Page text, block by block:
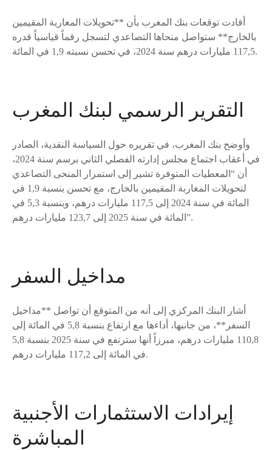
أفادت توقعات بنك المغرب بأن **تحويلات المغاربة المقيمين
بالخارج** ستواصل منحاها التصاعدي لتسجل رقماً قياسياً قدره
117,5 مليارات درهم سنة 2024، في تحسن نسبته 1,9 في المائة.
التقرير الرسمي لبنك المغرب
وأوضح بنك المغرب، في تقريره حول السياسة النقدية، الصادر
في أعقاب اجتماع مجلس إدارته الفصلي الثاني برسم سنة 2024،
أن “المعطيات المتوفرة تشير إلى استمرار المنحى التصاعدي
لتحويلات المغاربة المقيمين بالخارج، مع تحسن بنسبة 1,9 في
المائة في سنة 2024 إلى 117,5 مليارات درهم، وبنسبة 5,3 في
المائة في سنة 2025 إلى 123,7 مليارات درهم”.
مداخيل السفر
أشار البنك المركزي إلى أنه من المتوقع أن تواصل **مداخيل
السفر**، من جانبها، أداءها مع ارتفاع بنسبة 5,8 في المائة إلى
110,8 مليارات درهم، مبرزاً أنها سترتفع في سنة 2025 بنسبة 5,8
في المائة إلى 117,2 مليارات درهم.
إيرادات الاستثمارات الأجنبية
المباشرة